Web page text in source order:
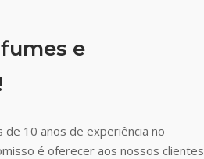
e
10 anos de experiência no
é oferecer aos nossos clientes